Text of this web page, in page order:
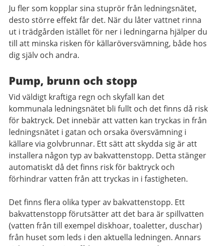
Ju fler som kopplar sina stuprör från ledningsnätet,
desto större effekt får det. När du låter vattnet rinna
ut i trädgården istället för ner i ledningarna hjälper du
till att minska risken för källaröversvämning, både hos
dig själv och andra.
Pump, brunn och stopp
Vid väldigt kraftiga regn och skyfall kan det
kommunala ledningsnätet bli fullt och det finns då risk
för baktryck. Det innebär att vatten kan tryckas in från
ledningsnätet i gatan och orsaka översvämning i
källare via golvbrunnar. Ett sätt att skydda sig är att
installera någon typ av bakvattenstopp. Detta stänger
automatiskt då det finns risk för baktryck och
förhindrar vatten från att tryckas in i fastigheten.
Det finns flera olika typer av bakvattenstopp. Ett
bakvattenstopp förutsätter att det bara är spillvatten
(vatten från till exempel diskhoar, toaletter, duschar)
från huset som leds i den aktuella ledningen. Annars